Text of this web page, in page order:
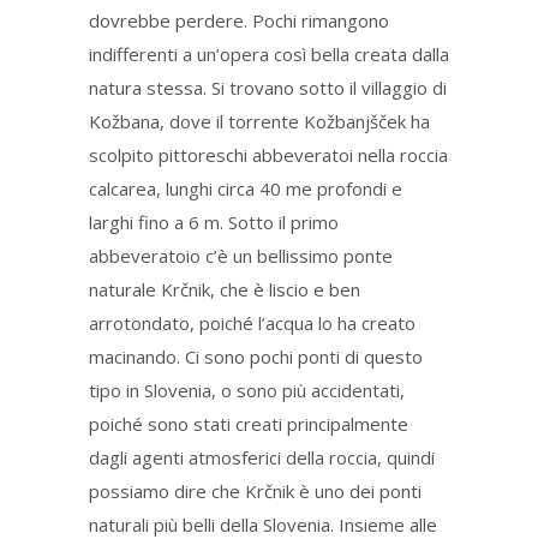
dovrebbe perdere. Pochi rimangono
indifferenti a un’opera così bella creata dalla
natura stessa. Si trovano sotto il villaggio di
Kožbana, dove il torrente Kožbanjšček ha
scolpito pittoreschi abbeveratoi nella roccia
calcarea, lunghi circa 40 me profondi e
larghi fino a 6 m. Sotto il primo
abbeveratoio c’è un bellissimo ponte
naturale Krčnik, che è liscio e ben
arrotondato, poiché l’acqua lo ha creato
macinando. Ci sono pochi ponti di questo
tipo in Slovenia, o sono più accidentati,
poiché sono stati creati principalmente
dagli agenti atmosferici della roccia, quindi
possiamo dire che Krčnik è uno dei ponti
naturali più belli della Slovenia. Insieme alle